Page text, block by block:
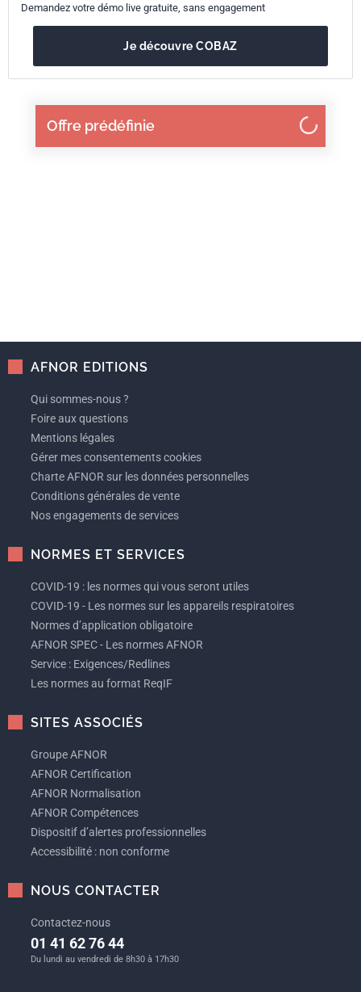
Offre prédéfinie
Demandez votre démo live gratuite, sans engagement
Je découvre COBAZ
AFNOR EDITIONS
Qui sommes-nous ?
Foire aux questions
Mentions légales
Gérer mes consentements cookies
Charte AFNOR sur les données personnelles
Conditions générales de vente
Nos engagements de services
NORMES ET SERVICES
COVID-19 : les normes qui vous seront utiles
COVID-19 - Les normes sur les appareils respiratoires
Normes d’application obligatoire
AFNOR SPEC - Les normes AFNOR
Service : Exigences/Redlines
Les normes au format ReqIF
SITES ASSOCIÉS
Groupe AFNOR
AFNOR Certification
AFNOR Normalisation
AFNOR Compétences
Dispositif d’alertes professionnelles
Accessibilité : non conforme
NOUS CONTACTER
Contactez-nous
01 41 62 76 44
Du lundi au vendredi de 8h30 à 17h30